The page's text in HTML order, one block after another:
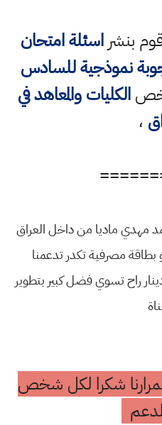
بنشراسئلة امتحان
نموذجية للسادس
الكليات والمعاهد في
،
مهدي ماديا من داخل العراق
مصرفية تكدر تدعمنا
حته لو بـ 1 الف دينار راح تسوي فضل كبير بتطوير
شكرا لكل شخص